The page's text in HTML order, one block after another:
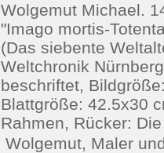
Wolgemut Michael.
"Imago mortis-
(Das siebente
Weltchronik
beschriftet,
Blattgröße: 42.5x30
Rahmen, Rücker:
 Wolgemut, Maler